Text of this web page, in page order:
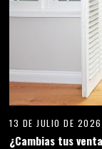
8 DE JULIO DE 2026
CASA MÉRIDA DE